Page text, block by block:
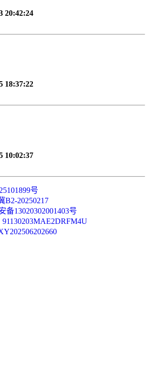
20:42:24
18:37:22
10:02:37
号
B2-20250217
备13020302001403号
91130203MAE2DRFM4U